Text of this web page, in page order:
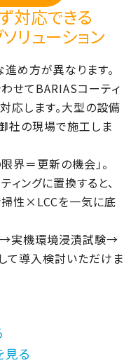
対応できる
リューション
進め方が異なります。
せてBARIASコーティ
応します。大型の設備
社の現場で施工しま
界＝更新の機会」。
ングに置換すると、
性×LCCを一気に底
→実機環境浸漬試験→
て導入検討いただけま
る